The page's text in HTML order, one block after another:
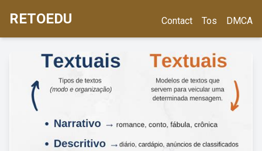
RETOEDU Contact Tos DMCA